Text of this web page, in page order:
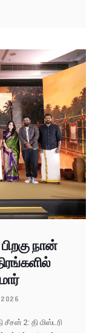
நான்
2026
சீசன் 2: தி மிஸ்டரி